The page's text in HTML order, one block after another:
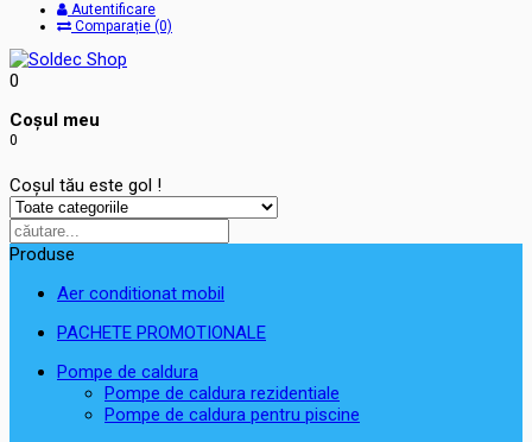
Autentificare
Comparație (0)
0
Coşul meu
0
Coșul tău este gol !
Produse
Aer conditionat mobil
PACHETE PROMOTIONALE
Pompe de caldura
Pompe de caldura rezidentiale
Pompe de caldura pentru piscine